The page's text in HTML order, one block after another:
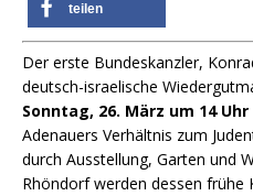
teilen
Der erste Bundeskanzler,
deutsch-israelische
Sonntag, 26. März um 14 Uhr
Adenauers Verhältnis zum
durch Ausstellung, Garten und
Rhöndorf werden dessen frühe